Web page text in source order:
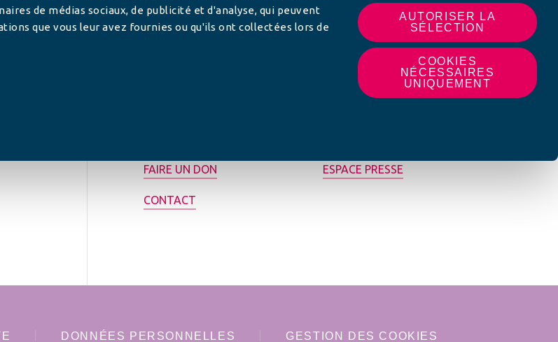
de médias sociaux, de publicité et d'analyse, qui peuvent
que vous leur avez fournies ou qu'ils ont collectées lors de
AUTORISER LA
SÉLECTION
COOKIES
NÉCESSAIRES
UNIQUEMENT
FAIRE UN DON ESPACE PRESSE
CONTACT
DONNÉES PERSONNELLES GESTION DES COOKIES